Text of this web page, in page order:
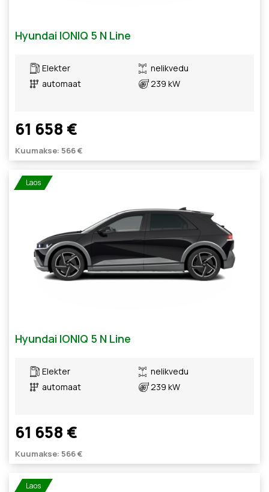
Hyundai IONIQ 5 N Line
Elekter
automaat
nelikvedu
239 kW
61 658 €
Kuumakse: 566 €
Laos
Hyundai IONIQ 5 N Line
Elekter
automaat
nelikvedu
239 kW
61 658 €
Kuumakse: 566 €
Laos